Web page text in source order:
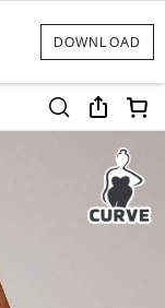
DOWNLOAD